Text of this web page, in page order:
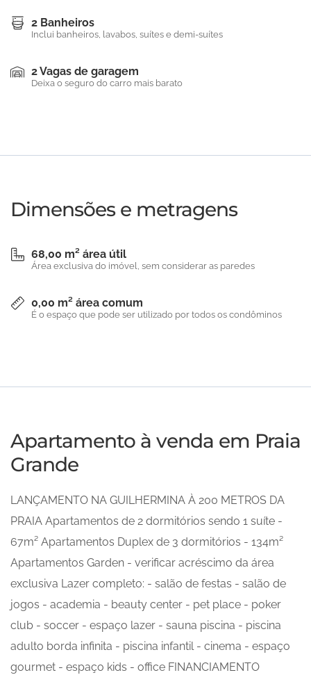
2 Banheiros
Inclui banheiros, lavabos, suítes e demi-suítes
2 Vagas de garagem
Deixa o seguro do carro mais barato
Dimensões e metragens
68,00 m² área útil
Área exclusiva do imóvel, sem considerar as paredes
0,00 m² área comum
É o espaço que pode ser utilizado por todos os condôminos
Apartamento à venda em Praia
Grande
LANÇAMENTO NA GUILHERMINA À 200 METROS DA
PRAIA Apartamentos de 2 dormitórios sendo 1 suíte -
67m² Apartamentos Duplex de 3 dormitórios - 134m²
Apartamentos Garden - verificar acréscimo da área
exclusiva Lazer completo: - salão de festas - salão de
jogos - academia - beauty center - pet place - poker
club - soccer - espaço lazer - sauna piscina - piscina
adulto borda infinita - piscina infantil - cinema - espaço
gourmet - espaço kids - office FINANCIAMENTO